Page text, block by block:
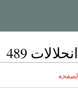
انحلالات 489